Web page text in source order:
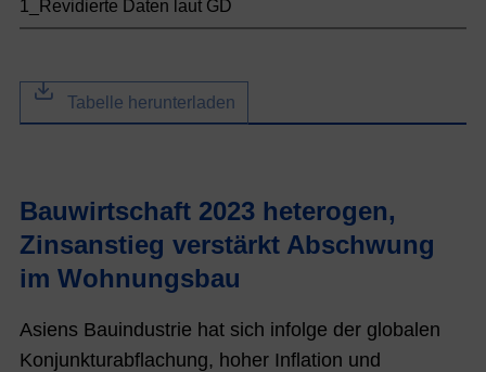
1_Revidierte Daten laut GD
Tabelle herunterladen
Bauwirtschaft 2023 heterogen,
Zinsanstieg verstärkt Abschwung
im Wohnungsbau
Asiens Bauindustrie hat sich infolge der globalen
Konjunkturabflachung, hoher Inflation und